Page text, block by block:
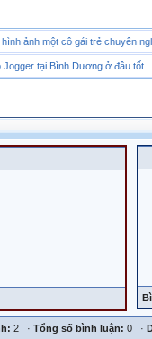
hình ảnh một cô gái trẻ
tại Bình Dương ở đâu tốt♥
2 · Tổng số bình luận: 0 ·